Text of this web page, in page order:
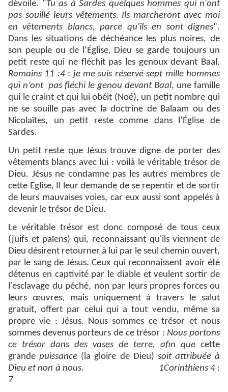
dévoile. "Tu as à Sardes quelques hommes qui n'ont
pas souillé leurs vêtements. Ils marcheront avec moi
en vêtements blancs, parce qu'ils en sont dignes".
Dans les situations de déchéance les plus noires, de
son peuple ou de l’Église, Dieu se garde toujours un
petit reste qui ne fléchit pas les genoux devant Baal.
Romains 11 :4: je me suis réservé sept mille hommes
qui n’ont pas fléchi le genou devant Baal, une famille
qui le craint et qui lui obéit (Noé), un petit nombre qui
ne se souille pas avec la doctrine de Balaam ou des
Nicolaïtes, un petit reste comme dans l’Église de
Sardes.
Un petit reste que Jésus trouve digne de porter des
vêtements blancs avec lui : voilà le véritable trésor de
Dieu. Jésus ne condamne pas les autres membres de
cette Eglise, Il leur demande de se repentir et de sortir
de leurs mauvaises voies, car eux aussi sont appelés à
devenir le trésor de Dieu.
Le véritable trésor est donc composé de tous ceux
(juifs et païens) qui, reconnaissant qu'ils viennent de
Dieu désirent retourner à lui par le seul chemin ouvert,
par le sang de Jésus. Ceux qui reconnaissent avoir été
détenus en captivité par le diable et veulent sortir de
l'esclavage du péché, non par leurs propres forces ou
leurs œuvres, mais uniquement à travers le salut
gratuit, offert par celui qui a tout vendu, même sa
propre vie : Jésus. Nous sommes ce trésor et nous
sommes devenus porteurs de ce trésor : Nous portons
ce trésor dans des vases de terre, afin que cette
grandepuissance (la gloire de Dieu) soit attribuée à
Dieu et non à nous.
1Corinthiens 4 :
7